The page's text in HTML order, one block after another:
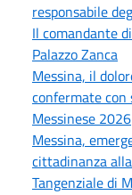
responsabile
Il comandante
Palazzo Zanca
Messina, il
confermate con
Messinese 2026
Messina,
cittadinanza
Tangenziale di